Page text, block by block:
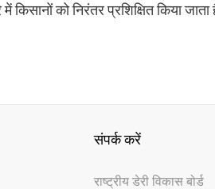
को निरंतर प्रशिक्षित किया जाता
संपर्क करें
राष्‍ट्रीय डेरी विकास बोर्ड